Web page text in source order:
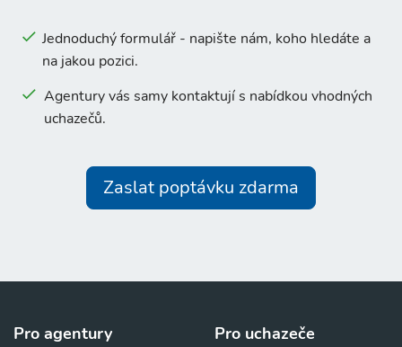
Jednoduchý formulář - napište nám, koho hledáte a
na jakou pozici.
Agentury vás samy kontaktují s nabídkou vhodných
uchazečů.
Zaslat poptávku zdarma
Pro agentury Pro uchazeče